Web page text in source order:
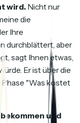
wird. Nicht nur
die
Ihre
durchblättert, aber
sagt Ihnen etwas,
Er ist über die
Phase "Was kostet
und